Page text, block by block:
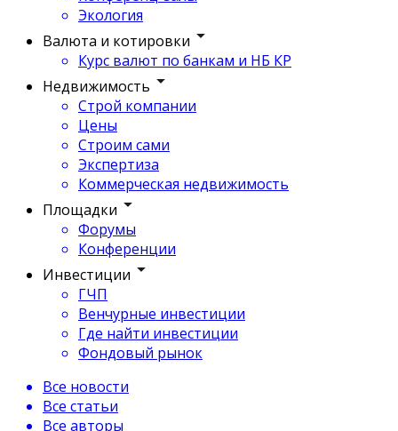
Экология
Валюта и котировки
Курс валют по банкам и НБ КР
Недвижимость
Строй компании
Цены
Строим сами
Экспертиза
Коммерческая недвижимость
Площадки
Форумы
Конференции
Инвестиции
ГЧП
Венчурные инвестиции
Где найти инвестиции
Фондовый рынок
Все новости
Все статьи
Все авторы